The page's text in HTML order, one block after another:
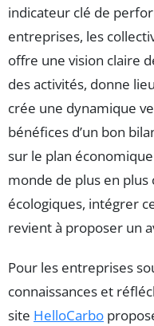
indicateur clé de
entreprises, les
offre une vision claire
des activités, donne
crée une dynamique
bénéfices d’un bon
sur le plan
monde de plus en
écologiques, intégrer
revient à proposer un
Pour les entreprises
connaissances et
site HelloCarbo